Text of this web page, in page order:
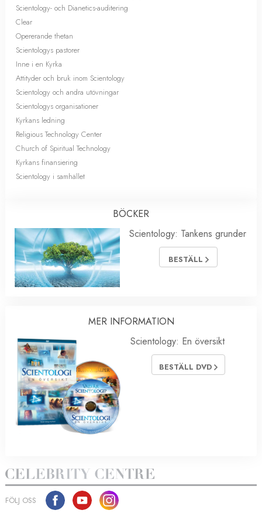
Scientology- och Dianetics-auditering
Clear
Opererande thetan
Scientologys pastorer
Inne i en Kyrka
Attityder och bruk inom Scientology
Scientology och andra utövningar
Scientologys organisationer
Kyrkans ledning
Religious Technology Center
Church of Spiritual Technology
Kyrkans finansiering
Scientology i samhället
BÖCKER
Scientology: Tankens grunder
BESTÄLL
MER INFORMATION
Scientology: En översikt
BESTÄLL DVD
FÖLJ OSS